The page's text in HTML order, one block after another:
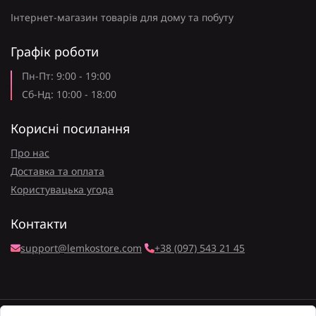
Інтернет-магазин товарів для дому та побуту
Графік роботи
Пн-Пт: 9:00 - 19:00
Сб-Нд: 10:00 - 18:00
Корисні посилання
Про нас
Доставка та оплата
Користувацька угода
Контакти
support@lemkostore.com +38 (097) 543 21 45